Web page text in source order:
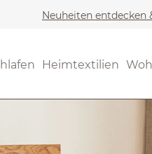
Neuheiten entdecken
Heimtextilien